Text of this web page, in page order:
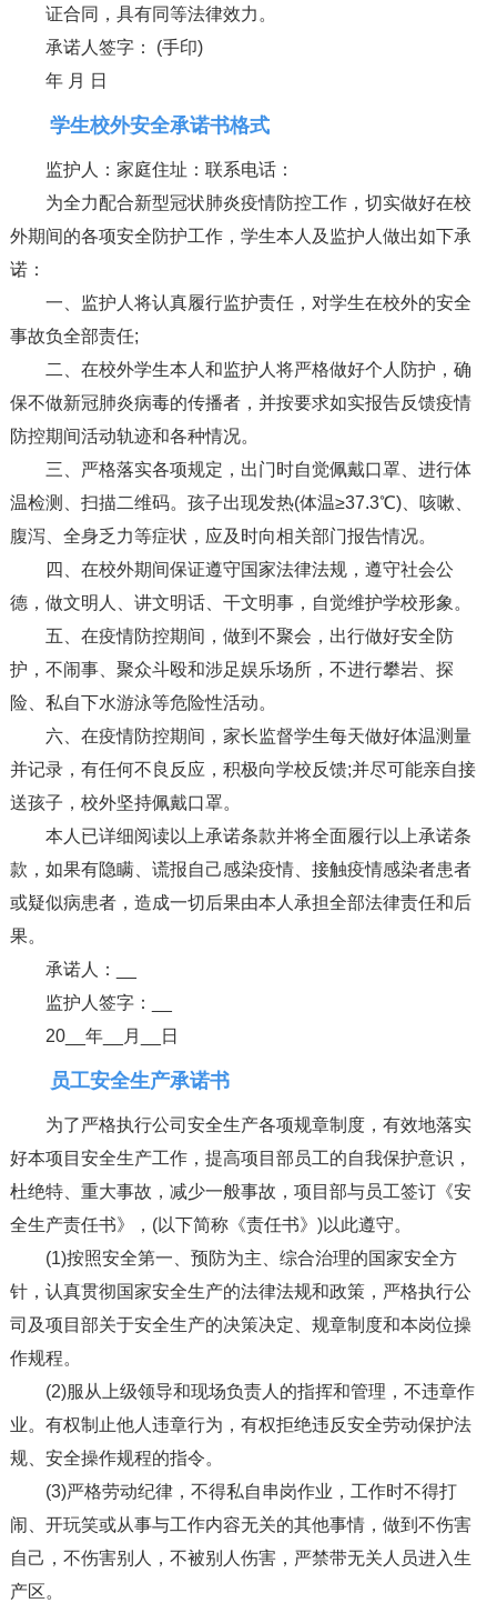
证合同，具有同等法律效力。
承诺人签字： (手印)
年 月 日
学生校外安全承诺书格式
监护人：家庭住址：联系电话：
为全力配合新型冠状肺炎疫情防控工作，切实做好在校
外期间的各项安全防护工作，学生本人及监护人做出如下承
诺：
一、监护人将认真履行监护责任，对学生在校外的安全
事故负全部责任;
二、在校外学生本人和监护人将严格做好个人防护，确
保不做新冠肺炎病毒的传播者，并按要求如实报告反馈疫情
防控期间活动轨迹和各种情况。
三、严格落实各项规定，出门时自觉佩戴口罩、进行体
温检测、扫描二维码。孩子出现发热(体温≥37.3℃)、咳嗽、
腹泻、全身乏力等症状，应及时向相关部门报告情况。
四、在校外期间保证遵守国家法律法规，遵守社会公
德，做文明人、讲文明话、干文明事，自觉维护学校形象。
五、在疫情防控期间，做到不聚会，出行做好安全防
护，不闹事、聚众斗殴和涉足娱乐场所，不进行攀岩、探
险、私自下水游泳等危险性活动。
六、在疫情防控期间，家长监督学生每天做好体温测量
并记录，有任何不良反应，积极向学校反馈;并尽可能亲自接
送孩子，校外坚持佩戴口罩。
本人已详细阅读以上承诺条款并将全面履行以上承诺条
款，如果有隐瞒、谎报自己感染疫情、接触疫情感染者患者
或疑似病患者，造成一切后果由本人承担全部法律责任和后
果。
承诺人：__
监护人签字：__
20__年__月__日
员工安全生产承诺书
为了严格执行公司安全生产各项规章制度，有效地落实
好本项目安全生产工作，提高项目部员工的自我保护意识，
杜绝特、重大事故，减少一般事故，项目部与员工签订《安
全生产责任书》，(以下简称《责任书》)以此遵守。
(1)按照安全第一、预防为主、综合治理的国家安全方
针，认真贯彻国家安全生产的法律法规和政策，严格执行公
司及项目部关于安全生产的决策决定、规章制度和本岗位操
作规程。
(2)服从上级领导和现场负责人的指挥和管理，不违章作
业。有权制止他人违章行为，有权拒绝违反安全劳动保护法
规、安全操作规程的指令。
(3)严格劳动纪律，不得私自串岗作业，工作时不得打
闹、开玩笑或从事与工作内容无关的其他事情，做到不伤害
自己，不伤害别人，不被别人伤害，严禁带无关人员进入生
产区。